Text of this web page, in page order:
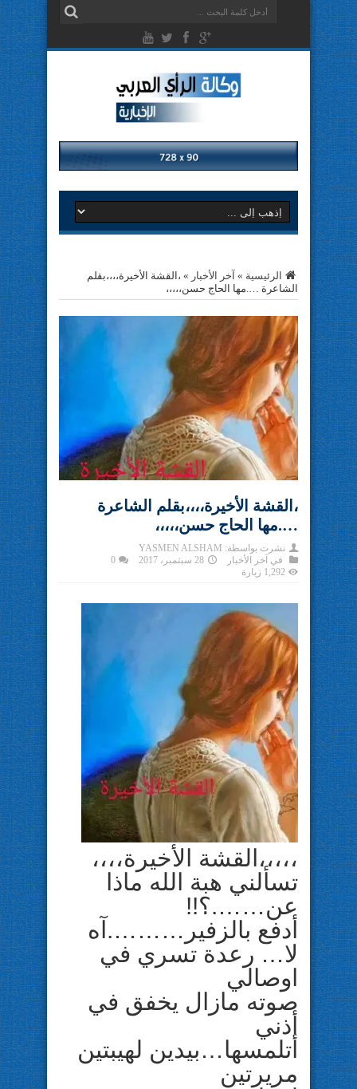
الرئيسية » آخر الأخبار » ،القشة الأخيرة،،،،بقلم
الشاعرة ….مها الحاج حسن،،،،،
،القشة الأخيرة،،،،بقلم الشاعرة
….مها الحاج حسن،،،،،
نشرت بواسطة: YASMEN ALSHAM
في آخر الأخبار 28 سبتمبر، 2017
0
1,292 زيارة
،،،،،القشة الأخيرة،،،،
تسألني هبة الله ماذا
عن…….؟!!
أدفع بالزفير……….آه
لا… رعدة تسري في
اوصالي
صوته مازال يخفق في
أذني
أتلمسها…بيدين لهيبتين
مريرتين